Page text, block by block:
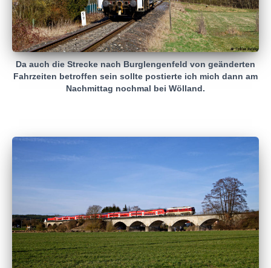
Da auch die Strecke nach Burglengenfeld von geänderten
Fahrzeiten betroffen sein sollte postierte ich mich dann am
Nachmittag nochmal bei Wölland.